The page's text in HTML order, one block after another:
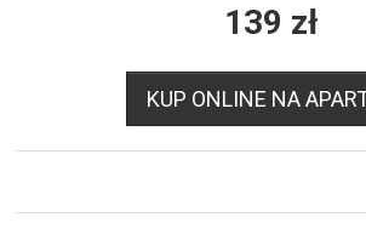
139 zł
KUP ONLINE NA